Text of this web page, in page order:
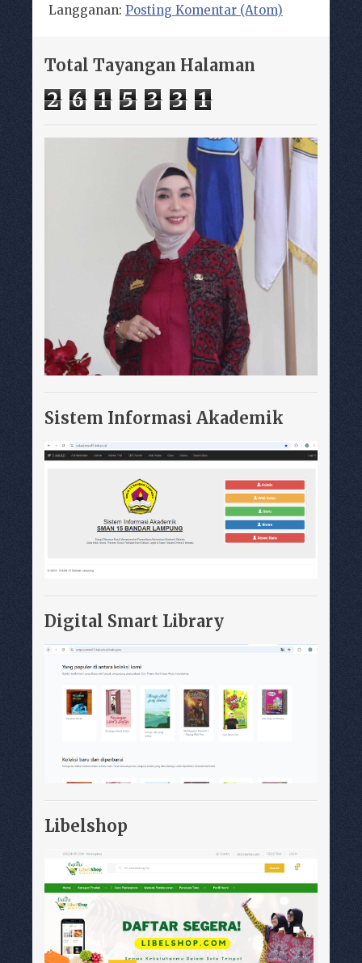
Langganan: Posting Komentar (Atom)
Total Tayangan Halaman
2 6 1 5 3 3 1
Sistem Informasi Akademik
Digital Smart Library
Libelshop